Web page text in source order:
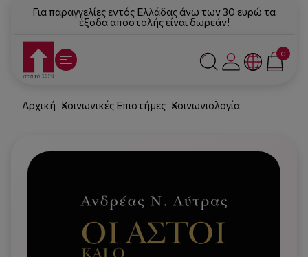
Για παραγγελίες εντός Ελλάδας άνω των 30 ευρώ τα
έξοδα αποστολής είναι δωρεάν!
0
Αρχική Κοινωνικές Επιστήμες Κοινωνιολογία